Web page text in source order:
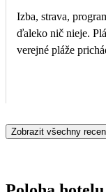
Izba, strava,
ďaleko nič nieje. Pláž je pekná a lehátka pohodlné, sprcha na každom kroku.... skratka super. Vo vode sme však naďabili na rôzne "odpadky",
verejné pláže
Zobrazit všechny